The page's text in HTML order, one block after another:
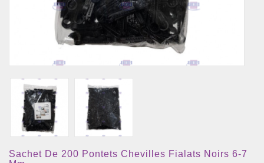
Sachet De 200 Pontets Chevilles Fialats Noirs 6-7